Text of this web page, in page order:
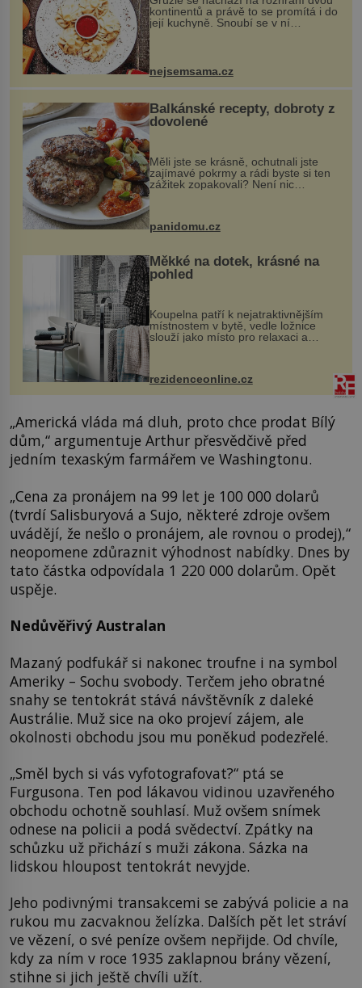
kontinentů a právě to se promítá i do
její kuchyně. Snoubí se v ní
evropské a asijské chutě a díky tomu
vznikají rozmanité a chuťově bohaté
pokrmy, které rozhodně st...
nejsemsama.cz
Balkánské recepty, dobroty z
dovolené
Měli jste se krásně, ochutnali jste
zajímavé pokrmy a rádi byste si ten
zážitek zopakovali? Není nic
snazšího. Pljeskavica (10 porcí)
Možná jste ji ochutnali na dovolené v
panidomu.cz
Měkké na dotek, krásné na
pohled
Koupelna patří k nejatraktivnějším
místnostem v bytě, vedle ložnice
slouží jako místo pro relaxaci a
odpočinek. Koupelnový textil –
ručníky, osušky a koberečky –
mohou jako mávnutím kouzelného
proutku...
rezidenceonline.cz
„Americká vláda má dluh, proto chce prodat Bílý
dům,“ argumentuje Arthur přesvědčivě před
jedním texaským farmářem ve Washingtonu.
„Cena za pronájem na 99 let je 100 000 dolarů
(tvrdí Salisburyová a Sujo, některé zdroje ovšem
uvádějí, že nešlo o pronájem, ale rovnou o prodej),“
neopomene zdůraznit výhodnost nabídky. Dnes by
tato částka odpovídala 1 220 000 dolarům. Opět
uspěje.
Nedůvěřivý Australan
Mazaný podfukář si nakonec troufne i na symbol
Ameriky – Sochu svobody. Terčem jeho obratné
snahy se tentokrát stává návštěvník z daleké
Austrálie. Muž sice na oko projeví zájem, ale
okolnosti obchodu jsou mu poněkud podezřelé.
„Směl bych si vás vyfotografovat?“ ptá se
Furgusona. Ten pod lákavou vidinou uzavřeného
obchodu ochotně souhlasí. Muž ovšem snímek
odnese na policii a podá svědectví. Zpátky na
schůzku už přichází s muži zákona. Sázka na
lidskou hloupost tentokrát nevyjde.
Jeho podivnými transakcemi se zabývá policie a na
rukou mu zacvaknou želízka. Dalších pět let stráví
ve vězení, o své peníze ovšem nepřijde. Od chvíle,
kdy za ním v roce 1935 zaklapnou brány vězení,
stihne si jich ještě chvíli užít.